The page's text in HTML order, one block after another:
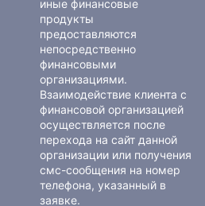
иные финансовые
продукты
предоставляются
непосредственно
финансовыми
организациями.
Взаимодействие клиента с
финансовой организацией
осуществляется после
перехода на сайт данной
организации или получения
смс-сообщения на номер
телефона, указанный в
заявке.